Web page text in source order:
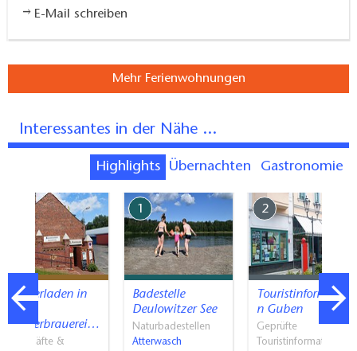
E-Mail schreiben
Mehr Ferienwohnungen
Interessantes in der Nähe ...
Highlights Übernachten Gastronomie
Klosterladen in
der
Klosterbrauerei…
Geschäfte &
1
Badestelle
Deulowitzer See
Naturbadestellen
Atterwasch
2
Touristinformatio
n Guben
Geprüfte
Touristinformati…